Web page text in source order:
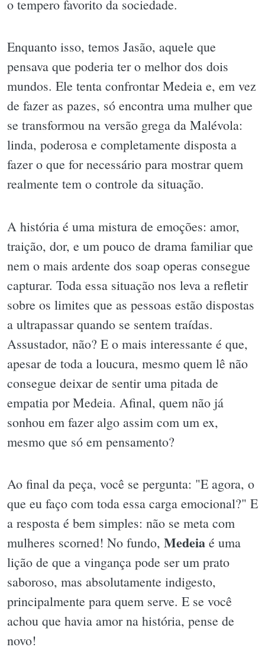
o tempero favorito da sociedade.
Enquanto isso, temos Jasão, aquele que
pensava que poderia ter o melhor dos dois
mundos. Ele tenta confrontar Medeia e, em vez
de fazer as pazes, só encontra uma mulher que
se transformou na versão grega da Malévola:
linda, poderosa e completamente disposta a
fazer o que for necessário para mostrar quem
realmente tem o controle da situação.
A história é uma mistura de emoções: amor,
traição, dor, e um pouco de drama familiar que
nem o mais ardente dos soap operas consegue
capturar. Toda essa situação nos leva a refletir
sobre os limites que as pessoas estão dispostas
a ultrapassar quando se sentem traídas.
Assustador, não? E o mais interessante é que,
apesar de toda a loucura, mesmo quem lê não
consegue deixar de sentir uma pitada de
empatia por Medeia. Afinal, quem não já
sonhou em fazer algo assim com um ex,
mesmo que só em pensamento?
Ao final da peça, você se pergunta: "E agora, o
que eu faço com toda essa carga emocional?" E
a resposta é bem simples: não se meta com
mulheres scorned! No fundo, Medeia é uma
lição de que a vingança pode ser um prato
saboroso, mas absolutamente indigesto,
principalmente para quem serve. E se você
achou que havia amor na história, pense de
novo!